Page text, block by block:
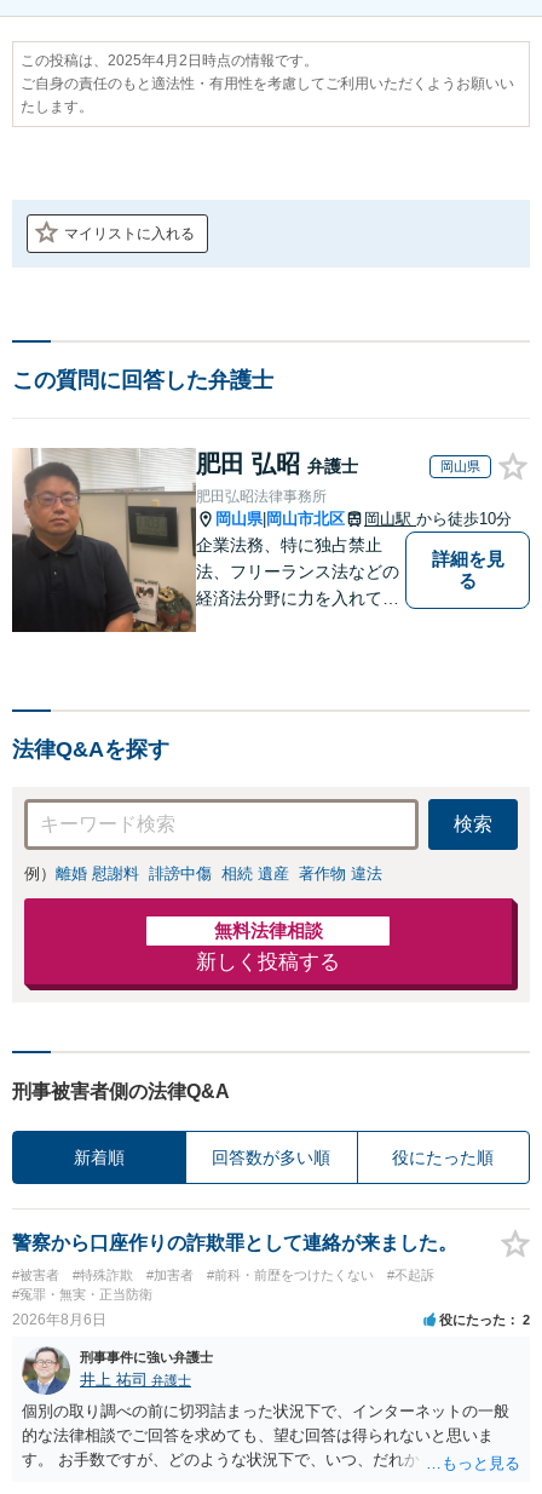
この投稿は、2025年4月2日時点の情報です。
ご自身の責任のもと適法性・有用性を考慮してご利用いただくようお願いい
たします。
マイリストに入れる
この質問に回答した弁護士
肥田 弘昭 弁護士 岡山県
肥田弘昭法律事務所
岡山県| 岡山市北区 岡山駅 から徒歩10分
企業法務、特に独占禁止
法、フリーランス法などの
経済法分野に力を入れてい
詳細を見
る
法律Q&Aを探す
検索
例） 離婚 慰謝料 誹謗中傷 相続 遺産 著作物 違法
無料法律相談
新しく投稿する
刑事被害者側の法律Q&A
新着順 回答数が多い順 役にたった順
警察から口座作りの詐欺罪として連絡が来ました。
#被害者 #特殊詐欺 #加害者 #前科・前歴をつけたくない
#不起訴
#冤罪・無実・正当防衛
2026年8月6日 役にたった 2
刑事事件に強い弁護士
井上 祐司 弁護士
個別の取り調べの前に切羽詰まった状況下で、インターネットの一般
的な法律相談でご回答を求めても、望む回答は得られないと思いま
す。 お手数ですが、どのような状況下で、いつ、だれからどのような